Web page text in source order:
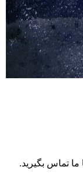
ما تماس بگیرید.